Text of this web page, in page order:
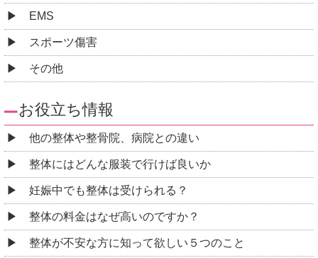
EMS
スポーツ傷害
その他
お役立ち情報
他の整体や整骨院、病院との違い
整体にはどんな服装で行けば良いか
妊娠中でも整体は受けられる？
整体の料金はなぜ高いのですか？
整体が不安な方に知って欲しい５つのこと